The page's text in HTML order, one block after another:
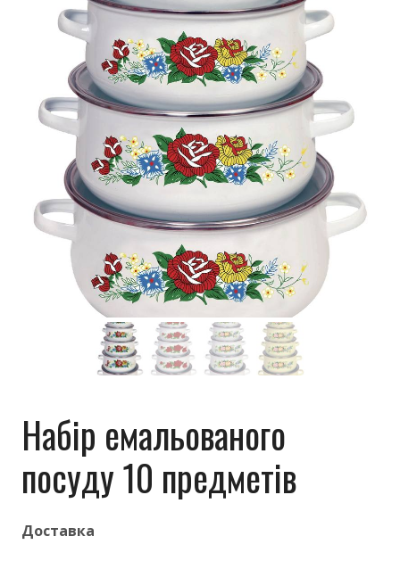
Набір емальованого
посуду 10 предметів
Доставка